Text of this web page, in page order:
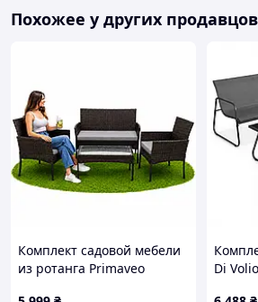
Похожее у других продавцов
Комплект садовой мебели
из ротанга Primaveo
Di